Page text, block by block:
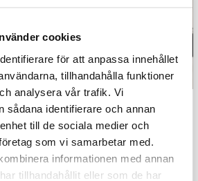
cookies
för att anpassa innehållet
tillhandahålla funktioner
analysera vår trafik. Vi
sådana identifierare och annan
till de sociala medier och
som vi samarbetar med.
informationen med annan
tillhandahållit eller som de har
Reservdelar_pooltak
Produkt
535,00kr